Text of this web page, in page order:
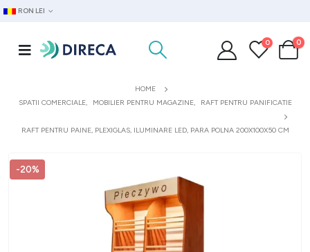
RON LEI
0 0
HOME
SPATII COMERCIALE, MOBILIER PENTRU MAGAZINE, RAFT PENTRU PANIFICATIE
RAFT PENTRU PAINE, PLEXIGLAS, ILUMINARE LED, PARA POLNA 200X100X50 CM
-20%